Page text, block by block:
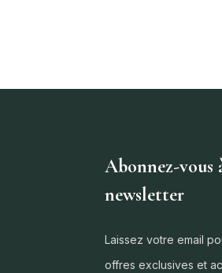
Abonnez-vous
newsletter
Laissez votre email
offres exclusives et